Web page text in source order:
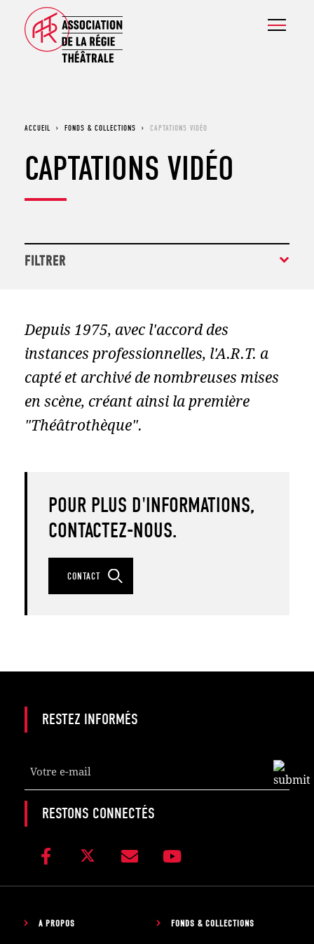
ACCUEIL › FONDS & COLLECTIONS › CAPTATIONS VIDÉO
CAPTATIONS VIDÉO
FILTRER
PHOTOGRAPHIES
COSTUMES ET MASQUES
DOCUMENTS, DESSINS & CARICATURES
CAPTATIONS VIDÉO
Depuis 1975, avec l'accord des
instances professionnelles, l'A.R.T. a
capté et archivé de nombreuses mises
en scène, créant ainsi la première
"Théâtrothèque".
POUR PLUS D'INFORMATIONS,
CONTACTEZ-NOUS.
CONTACT
RESTEZ INFORMÉS
Website *
RESTONS CONNECTÉS
À PROPOS FONDS & COLLECTIONS